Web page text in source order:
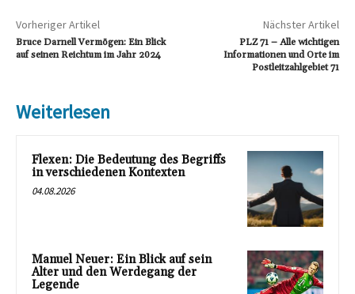
Vorheriger Artikel
Bruce Darnell Vermögen: Ein Blick
auf seinen Reichtum im Jahr 2024
Nächster Artikel
PLZ 71 – Alle wichtigen
Informationen und Orte im
Postleitzahlgebiet 71
Weiterlesen
Flexen: Die Bedeutung des Begriffs
in verschiedenen Kontexten
04.08.2026
Manuel Neuer: Ein Blick auf sein
Alter und den Werdegang der
Legende